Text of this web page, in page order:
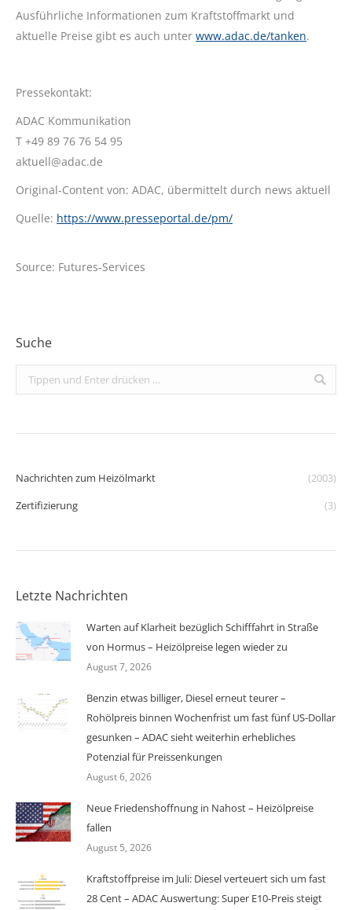
Ausführliche Informationen zum Kraftstoffmarkt und
aktuelle Preise gibt es auch unter www.adac.de/tanken.
Pressekontakt:
ADAC Kommunikation
T +49 89 76 76 54 95
aktuell@adac.de
Original-Content von: ADAC, übermittelt durch news aktuell
Quelle: https://www.presseportal.de/pm/
Source: Futures-Services
Suche
Search:
Nachrichten zum Heizölmarkt
(2003)
Zertifizierung
(3)
Letzte Nachrichten
Warten auf Klarheit bezüglich Schifffahrt in Straße
von Hormus – Heizölpreise legen wieder zu
August 7, 2026
Benzin etwas billiger, Diesel erneut teurer –
Rohölpreis binnen Wochenfrist um fast fünf US-Dollar
gesunken – ADAC sieht weiterhin erhebliches
Potenzial für Preissenkungen
August 6, 2026
Neue Friedenshoffnung in Nahost – Heizölpreise
fallen
August 5, 2026
Kraftstoffpreise im Juli: Diesel verteuert sich um fast
28 Cent – ADAC Auswertung: Super E10-Preis steigt